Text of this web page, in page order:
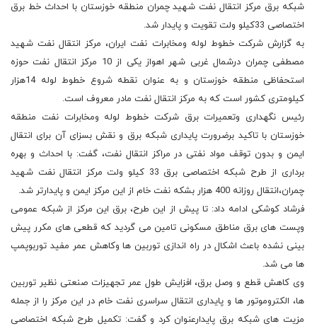
شبکه برق مرکز انتقال نفت شهید چمران منطقه خوزستان با احداث خط برق
اختصاصی 33کیلو ولت تقویت و پایدار شد.
به گزارش شرکت خطوط لوله ومخابرات نفت ایران، مرکز انتقال نفت شهید
مصطفی چمران درشمال غربی شهر اهواز یکی از 10 مرکز انتقال نفت حوزه
استحفاظی منطقه خوزستان و به عنوان نقطه شروع خطوط لوله 14هزار
کیلومتری کشور است که به مرکز انتقال نفت مادر معروف است.
رئیس نگهداری وتعمیرات برق شرکت خطوط لوله ومخابرات نفت منطقه
خوزستان با تاکید برضرورت پایداری شبکه برق و نقش بسزای آن برای انتقال
ایمن و بدون توقف مواد نفتی در مراکز انتقال نفت، گفت: با احداث و بهره
برداری از طرح شبکه اختصاصی برق 33 کیلو ولت مرکز انتقال نفت شهید
چمران،انتقال روزانه 400 هزار بشکه نفت خام از این مرکز ایمن و پایدارتر شد.
فرشاد کوشکی ادامه داد: تا پیش از این طرح، برق این مرکز از شبکه عمومی
وپست های برق مناطق مسکونی تامین می گردید که قطعی های مکرر پیش
بینی نشده باعث اشکال در راه اندازی توربین ها وکاهش عمر مفید توربوپمپ
ها می شد.
وی کاهش قطع و وصل برق، افزایش طول عمر تجهیزات صنعتی نظیر توربین
ها، الکتروموتور ها و پایداری انتقال سراسری نفت خام در این مرکز را از جمله
مزیت های شبکه برق پایدارعنوان کرد و گفت: تکمیل طرح شبکه اختصاصی